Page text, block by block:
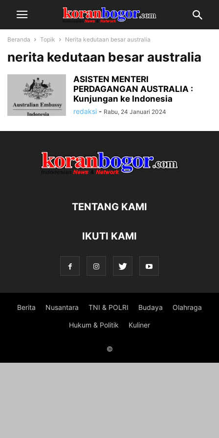
Beranda Topik Nerita kedutaan besar australia
nerita kedutaan besar australia
ASISTEN MENTERI
PERDAGANGAN AUSTRALIA :
Kunjungan ke Indonesia
redaksi - Rabu, 24 Januari 2024
TENTANG KAMI
IKUTI KAMI
Berita Nusantara TNI & POLRI Budaya Olahraga
Hukum & Politik Kuliner
©